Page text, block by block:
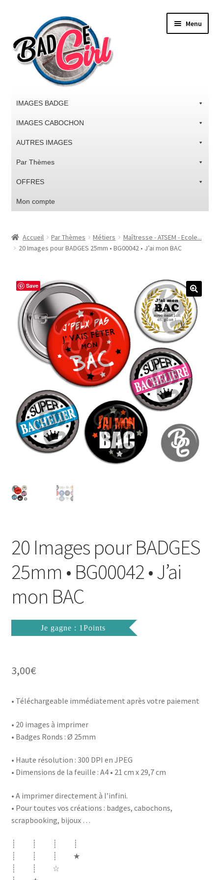
la
navigation
contenu
Menu
IMAGES BADGE
IMAGES CABOCHON
AUTRES IMAGES
Par Thèmes
OFFRES
Mon compte
#1298 (pas de titre)
#5610 (pas de titre)
#5740 (pas de titre)
Acheter ma Machine à Badge
CODES PROMOS
Conditions Générales de Vente
Mon compte
Politique de Confidentialité
Validation de la commande
Accueil Par Thèmes Métiers
Maîtresse - ATSEM - Ecole...
20 Images pour BADGES 25mm • BG00042 • J’ai mon BAC
Save
20 Images pour BADGES
25mm • BG00042 • J’ai
mon BAC
Je gagne : 1Points
3,00€
• Téléchargeable immédiatement après votre paiement
• 20 images à imprimer
• Badges Ronds : Ø 25mm
• Haute résolution : 300 DPI en JPEG
• Dimensions de la feuille : A4 • 21 cm x 29,7 cm
• A imprimer directement à l’infini.
• Pour toutes vos créations : badges, cabochons,
scrapbooking, bijoux …
┊ ┊ ┊ ┊
┊ ┊ ┊ ★
┊ ┊ ☆